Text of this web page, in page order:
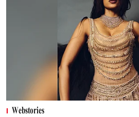
Webstories